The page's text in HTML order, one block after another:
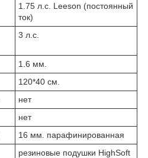
1.75 л.с. Leeson (постоянный
ток)
3 л.с.
1.6 мм.
120*40 см.
нет
нет
16 мм. парафинированная
резиновые подушки HighSoft